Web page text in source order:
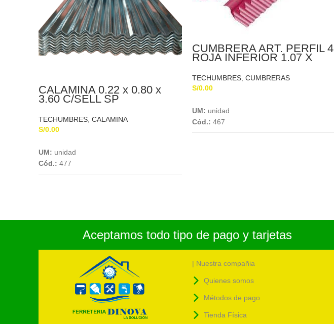
CALAMINA 0.22 x 0.80 x
3.60 C/SELL SP
TECHUMBRES CALAMINA
S/0.00
UM: unidad
Cód.: 477
CUMBRERA ART. PERFIL 4
ROJA INFERIOR 1.07 X
TECHUMBRES CUMBRERAS
S/0.00
UM: unidad
Cód.: 467
Aceptamos todo tipo de pago y tarjetas
| Nuestra compañia
Quienes somos
Métodos de pago
Tienda Física